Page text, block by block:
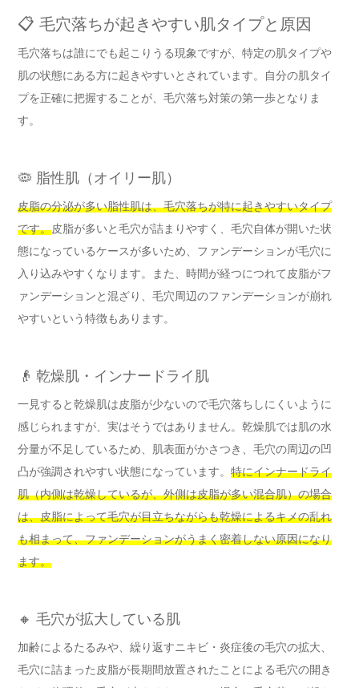
📋 毛穴落ちが起きやすい肌タイプと原因
毛穴落ちは誰にでも起こりうる現象ですが、特定の肌タイプや
肌の状態にある方に起きやすいとされています。自分の肌タイ
プを正確に把握することが、毛穴落ち対策の第一歩となりま
す。
🦠 脂性肌（オイリー肌）
皮脂の分泌が多い脂性肌は、毛穴落ちが特に起きやすいタイプ
です。皮脂が多いと毛穴が詰まりやすく、毛穴自体が開いた状
態になっているケースが多いため、ファンデーションが毛穴に
入り込みやすくなります。また、時間が経つにつれて皮脂がフ
ァンデーションと混ざり、毛穴周辺のファンデーションが崩れ
やすいという特徴もあります。
👴 乾燥肌・インナードライ肌
一見すると乾燥肌は皮脂が少ないので毛穴落ちしにくいように
感じられますが、実はそうではありません。乾燥肌では肌の水
分量が不足しているため、肌表面がかさつき、毛穴の周辺の凹
凸が強調されやすい状態になっています。 特にインナードライ
肌（内側は乾燥しているが、外側は皮脂が多い混合肌）の場合
は、皮脂によって毛穴が目立ちながらも乾燥によるキメの乱れ
も相まって、ファンデーションがうまく密着しない原因になり
ます。
🔸 毛穴が拡大している肌
加齢によるたるみや、繰り返すニキビ・炎症後の毛穴の拡大、
毛穴に詰まった皮脂が長期間放置されたことによる毛穴の開き